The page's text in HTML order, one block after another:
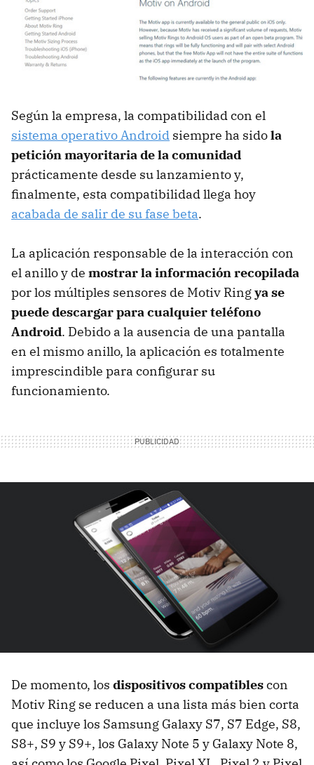
Según la empresa, la compatibilidad con el
sistema operativo Android siempre ha sidola
petición mayoritaria de la comunidad
prácticamente desde su lanzamiento y,
finalmente, esta compatibilidad llega hoy
acabada de salir de su fase beta.
La aplicación responsable de la interacción con
el anillo y de mostrar la información recopilada
por los múltiples sensores de Motiv Ringya se
puede descargar para cualquier teléfono
Android. Debido a la ausencia de una pantalla
en el mismo anillo, la aplicación es totalmente
imprescindible para configurar su
funcionamiento.
De momento, los dispositivos compatiblescon
Motiv Ring se reducen a una lista más bien corta
que incluye los Samsung Galaxy S7, S7 Edge, S8,
S8+, S9 y S9+, los Galaxy Note 5 y Galaxy Note 8,